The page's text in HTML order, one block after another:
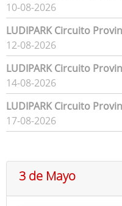
10-08-2026
LUDIPARK Circuito
12-08-2026
LUDIPARK Circuito
14-08-2026
LUDIPARK Circuito
17-08-2026
3 de Mayo